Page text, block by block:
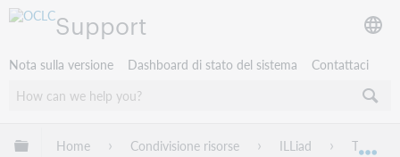
Support
Nota sulla versione Dashboard di stato del sistema Contattaci
Espandi/comprimi la gerarchia globale
Home Condivisione risorse ILLiad